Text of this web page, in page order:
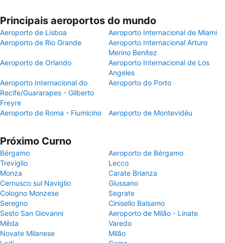
Principais aeroportos do mundo
Aeroporto de Lisboa
Aeroporto Internacional de Miami
Aeroporto de Rio Grande
Aeroporto Internacional Arturo
Merino Benítez
Aeroporto de Orlando
Aeroporto Internacional de Los
Angeles
Aeroporto Internacional do
Recife/Guararapes - Gilberto
Freyre
Aeroporto do Porto
Aeroporto de Roma - Fiumicino Aeroporto de Montevidéu
Próximo Curno
Bérgamo
Aeroporto de Bérgamo
Treviglio
Lecco
Monza
Carate Brianza
Cernusco sul Naviglio
Giussano
Cologno Monzese
Segrate
Seregno
Cinisello Balsamo
Sesto San Giovanni
Aeroporto de Milão - Linate
Mêda
Varedo
Novate Milanese
Milão